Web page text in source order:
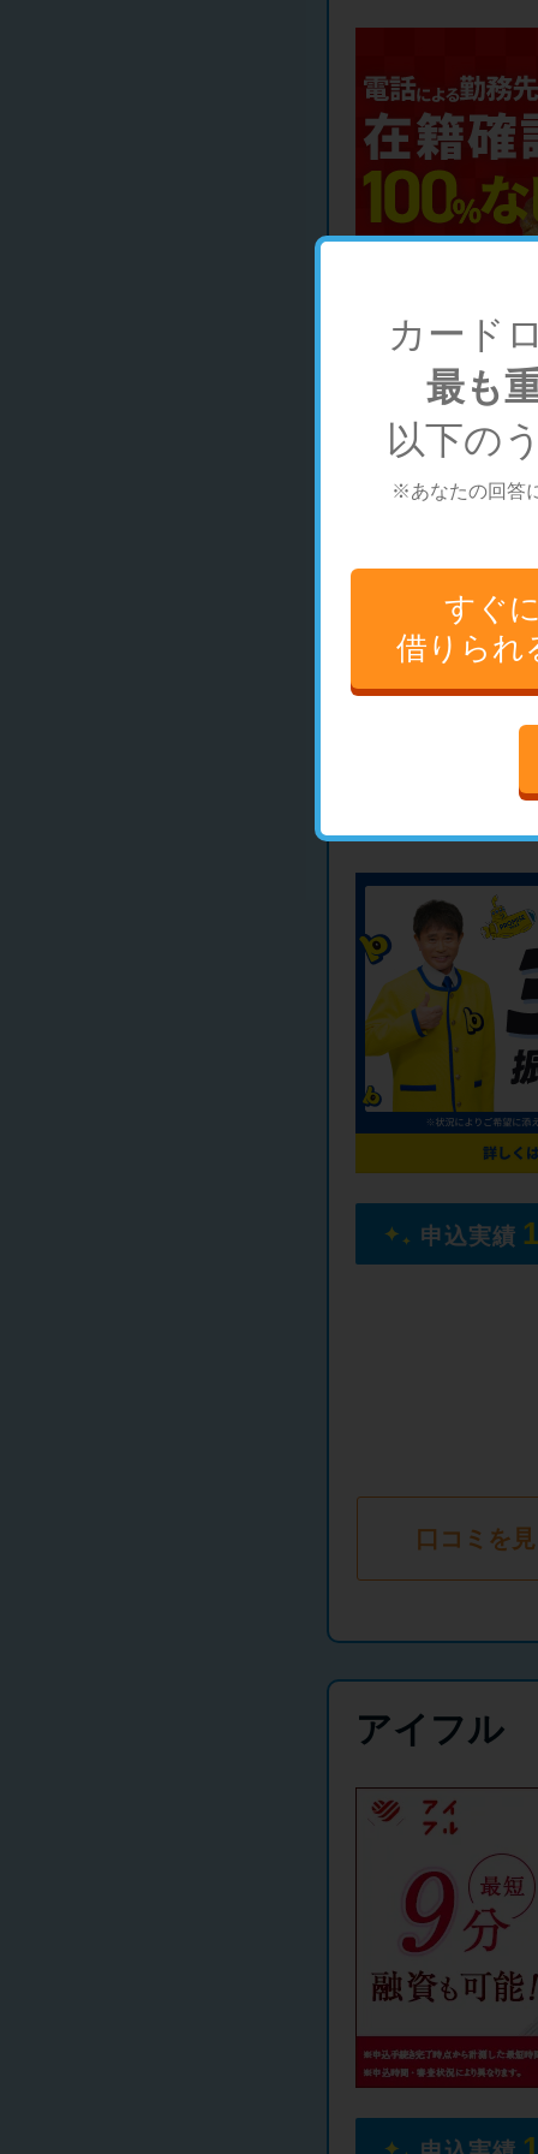
申込実績
口コミを
申込実績
口コミを
アイフル
カード
最も
以下の
※あなたの回答
すぐ
借りられ